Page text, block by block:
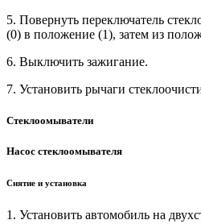
5. Повернуть переключатель
(0) в положение (1), затем из
6. Выключить зажигание.
7. Установить рычаги
Стеклоомыватели
Насос стеклоомывателя
Снятие и установка
1. Установить автомобиль на